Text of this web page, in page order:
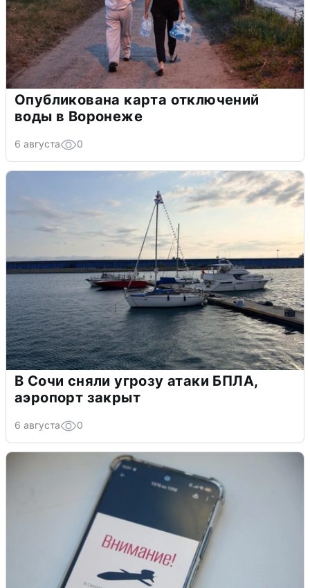
Опубликована карта отключений
воды в Воронеже
6 августа 0
В Сочи сняли угрозу атаки БПЛА,
аэропорт закрыт
6 августа 0